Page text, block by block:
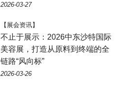
2026-03-27
【展会资讯】
不止于展示：2026中东沙特国际
美容展，打造从原料到终端的全
链路“风向标”
2026-03-26